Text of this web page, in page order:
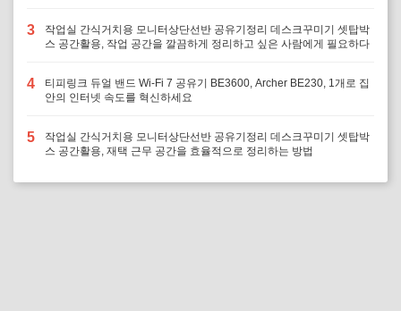
3
작업실 간식거치용 모니터상단선반 공유기정리 데스크꾸미기 셋탑박
스 공간활용, 작업 공간을 깔끔하게 정리하고 싶은 사람에게 필요하다
4
티피링크 듀얼 밴드 Wi-Fi 7 공유기 BE3600, Archer BE230, 1개로 집
안의 인터넷 속도를 혁신하세요
5
작업실 간식거치용 모니터상단선반 공유기정리 데스크꾸미기 셋탑박
스 공간활용, 재택 근무 공간을 효율적으로 정리하는 방법